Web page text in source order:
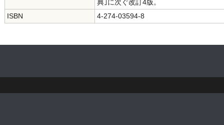
典｣に次ぐ改訂4版。
ISBN
4-274-03594-8